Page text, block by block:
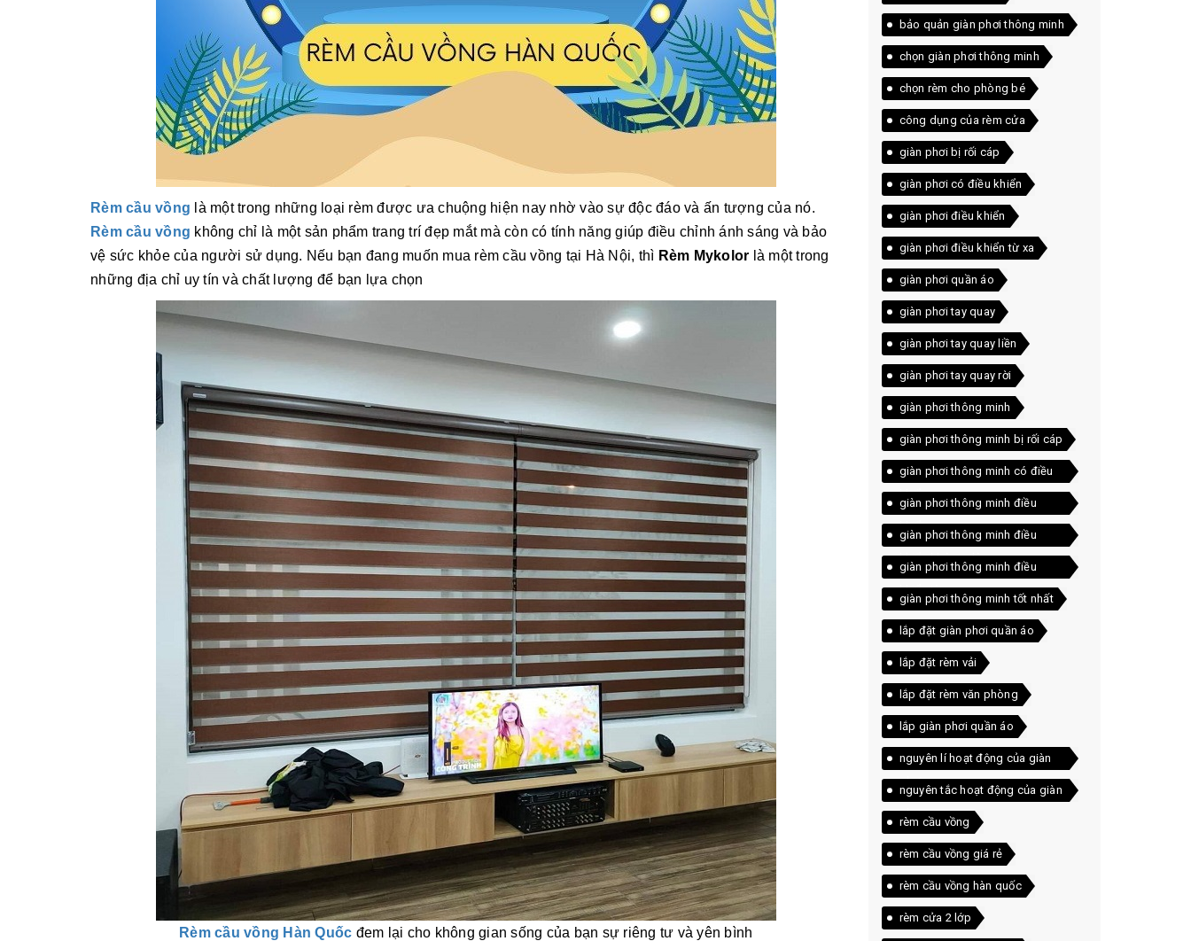
Rèm cầu vồng là một trong những loại rèm được ưa chuộng hiện nay nhờ vào sự độc đáo và ấn tượng của nó.
Rèm cầu vồng không chỉ là một sản phẩm trang trí đẹp mắt mà còn có tính năng giúp điều chỉnh ánh sáng và bảo
vệ sức khỏe của người sử dụng. Nếu bạn đang muốn mua rèm cầu vồng tại Hà Nội, thì Rèm Mykolor là một trong
những địa chỉ uy tín và chất lượng để bạn lựa chọn
Rèm cầu vồng Hàn Quốc đem lại cho không gian sống của bạn sự riêng tư và yên bình
bảo quản giàn phơi thông minh
chọn giàn phơi thông minh
chọn rèm cho phòng bé
công dụng của rèm cửa
giàn phơi bị rối cáp
giàn phơi có điều khiển
giàn phơi điều khiển
giàn phơi điều khiển từ xa
giàn phơi quần áo
giàn phơi tay quay
giàn phơi tay quay liền
giàn phơi tay quay rời
giàn phơi thông minh
giàn phơi thông minh bị rối cáp
giàn phơi thông minh có điều
khiển
giàn phơi thông minh điều
khiển
giàn phơi thông minh điều
khiển không dây
giàn phơi thông minh điều
khiển từ xa
giàn phơi thông minh tốt nhất
lắp đặt giàn phơi quần áo
lắp đặt rèm vải
lắp đặt rèm văn phòng
lắp giàn phơi quần áo
nguyên lí hoạt động của giàn
phơi
nguyên tắc hoạt động của giàn
phơi
rèm cầu vồng
rèm cầu vồng giá rẻ
rèm cầu vồng hàn quốc
rèm cửa 2 lớp